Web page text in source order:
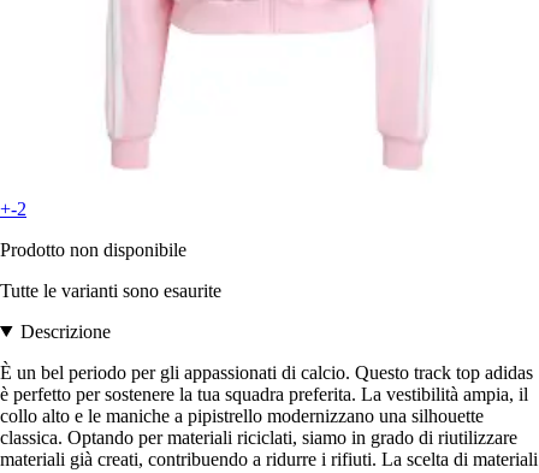
+-2
Prodotto non disponibile
Tutte le varianti sono esaurite
Descrizione
È un bel periodo per gli appassionati di calcio. Questo track top adidas
è perfetto per sostenere la tua squadra preferita. La vestibilità ampia, il
collo alto e le maniche a pipistrello modernizzano una silhouette
classica. Optando per materiali riciclati, siamo in grado di riutilizzare
materiali già creati, contribuendo a ridurre i rifiuti. La scelta di materiali